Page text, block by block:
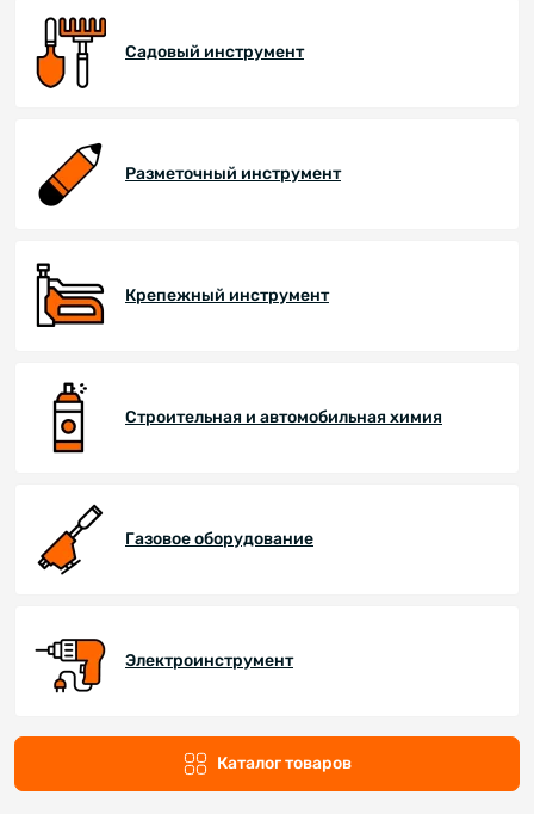
Садовый инструмент
Разметочный инструмент
Крепежный инструмент
Строительная и автомобильная химия
Газовое оборудование
Электроинструмент
Каталог товаров